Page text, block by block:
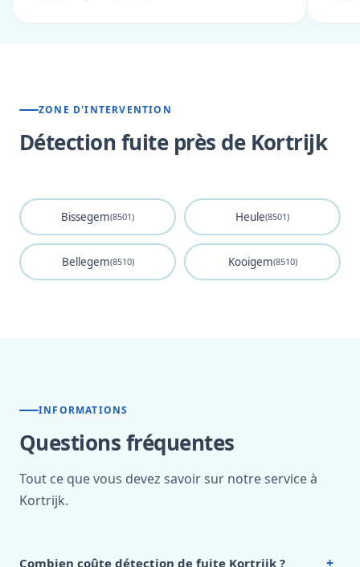
ZONE D'INTERVENTION
Détection fuite près de Kortrijk
Bissegem(8501) Heule(8501)
Bellegem(8510) Kooigem(8510)
INFORMATIONS
Questions fréquentes
Tout ce que vous devez savoir sur notre service à
Kortrijk.
Combien coûte détection de fuite Kortrijk ? +